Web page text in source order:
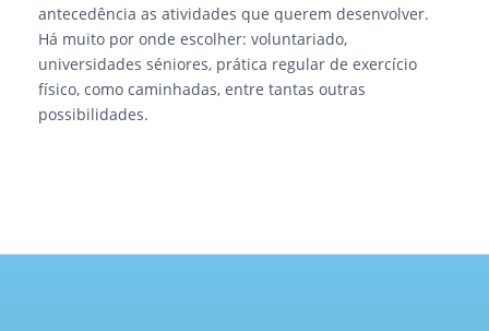
antecedência as atividades que querem desenvolver.
Há muito por onde escolher: voluntariado,
universidades séniores, prática regular de exercício
físico, como caminhadas, entre tantas outras
possibilidades.